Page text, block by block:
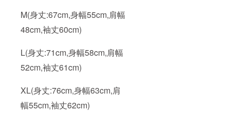
M(身丈:67cm,身幅55cm,肩幅
48cm,袖丈60cm)
L(身丈:71cm,身幅58cm,肩幅
52cm,袖丈61cm)
XL(身丈:76cm,身幅63cm,肩
幅55cm,袖丈62cm)